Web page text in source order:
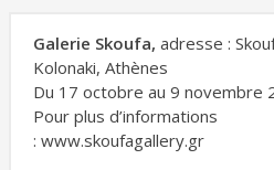
Galerie Skoufa, adresse :
Kolonaki, Athènes
Du 17 octobre au 9 novembre
Pour plus d’informations
: www.skoufagallery.gr